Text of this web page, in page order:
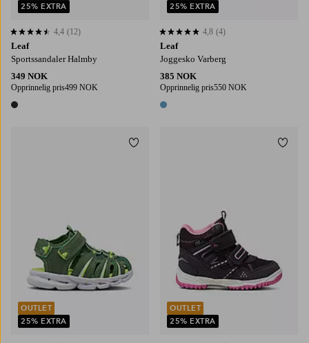
Leaf
Sportssandaler Halmby
349 NOK
Opprinnelig pris499 NOK
1 farge
4,4 basert på 12 karaktergivninger
4,4 (12)
25% EXTRA
Leaf
Joggesko Varberg
385 NOK
Opprinnelig pris550 NOK
1 farge
4,8 basert på 4 karaktergivninger
4,8 (4)
25% EXTRA
OUTLET
25% EXTRA
Legg til favoritter
OUTLET
25% EXTRA